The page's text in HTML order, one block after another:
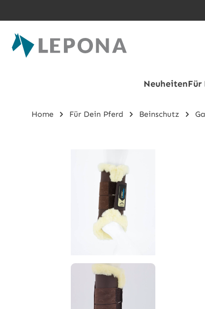
NeuheitenFür
Home Für Dein Pferd Beinschutz